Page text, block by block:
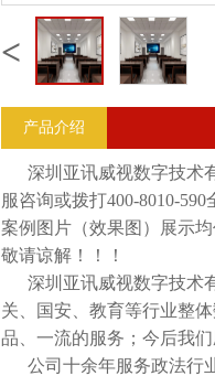
<
产品介绍
深圳亚讯威视数字技术
服咨询或拨打400-8010-
案例图片（效果图）展示
敬请谅解！！！
深圳亚讯威视数字技术
关、国安、教育等行业整
品、一流的服务；今后我
公司十余年服务政法行